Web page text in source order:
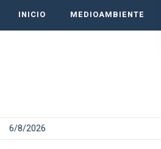
INICIO MEDIOAMBIENTE
6/8/2026